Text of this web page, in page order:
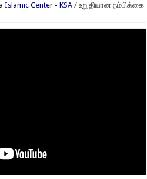
Islamic Center - KSA / உறுதியான நம்பிக்கை